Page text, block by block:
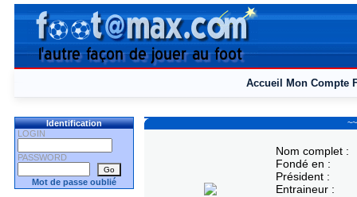
Accueil Mon Compte
Identification
LOGIN
PASSWORD
Mot de passe oublié
Nom complet :
Fondé en :
Président :
Entraineur :